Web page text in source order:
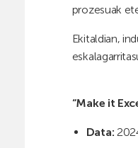
prozesuak
Ekitaldian,
“Make it
Data: